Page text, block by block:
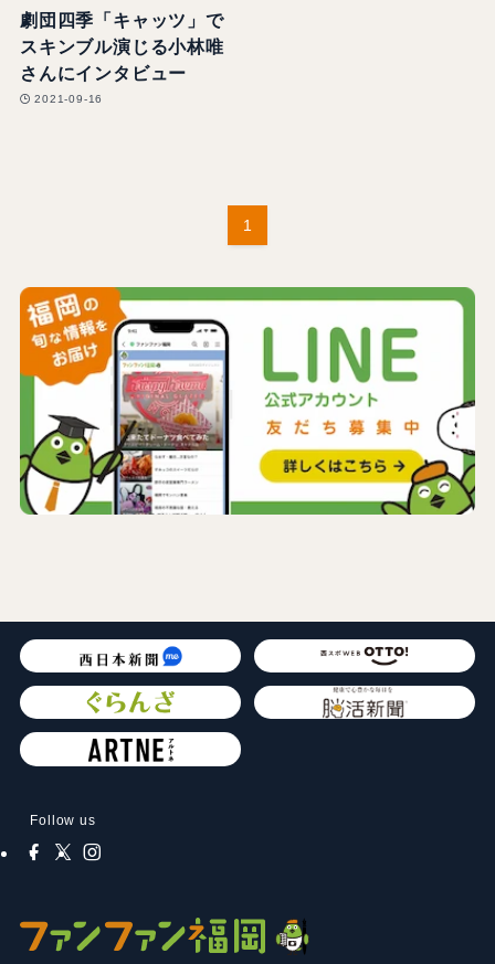
劇団四季「キャッツ」で
スキンブル演じる小林唯
さんにインタビュー
2021-09-16
1
Follow us